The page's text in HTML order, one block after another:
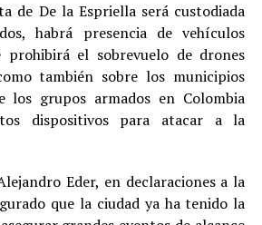
de De la Espriella será custodiada
habrá presencia de vehículos
prohibirá el sobrevuelo de drones
también sobre los municipios
los grupos armados en Colombia
dispositivos para atacar a la
Eder, en declaraciones a la
que la ciudad ya ha tenido la